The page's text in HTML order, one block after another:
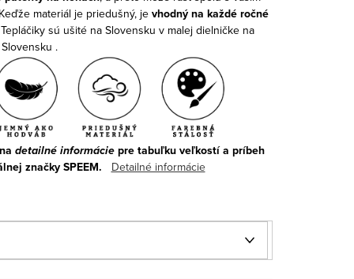
materiál je priedušný, je vhodný na každé ročné
Tepláčiky sú ušité na Slovensku v malej dielničke na
.
detailné informáciepre tabuľku veľkostí a príbeh
značky SPEEM.
Detailné informácie